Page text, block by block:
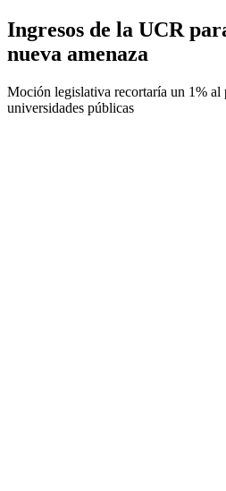
Ingresos de la UCR
nueva amenaza
Moción legislativa recortaría un 1% al
universidades públicas